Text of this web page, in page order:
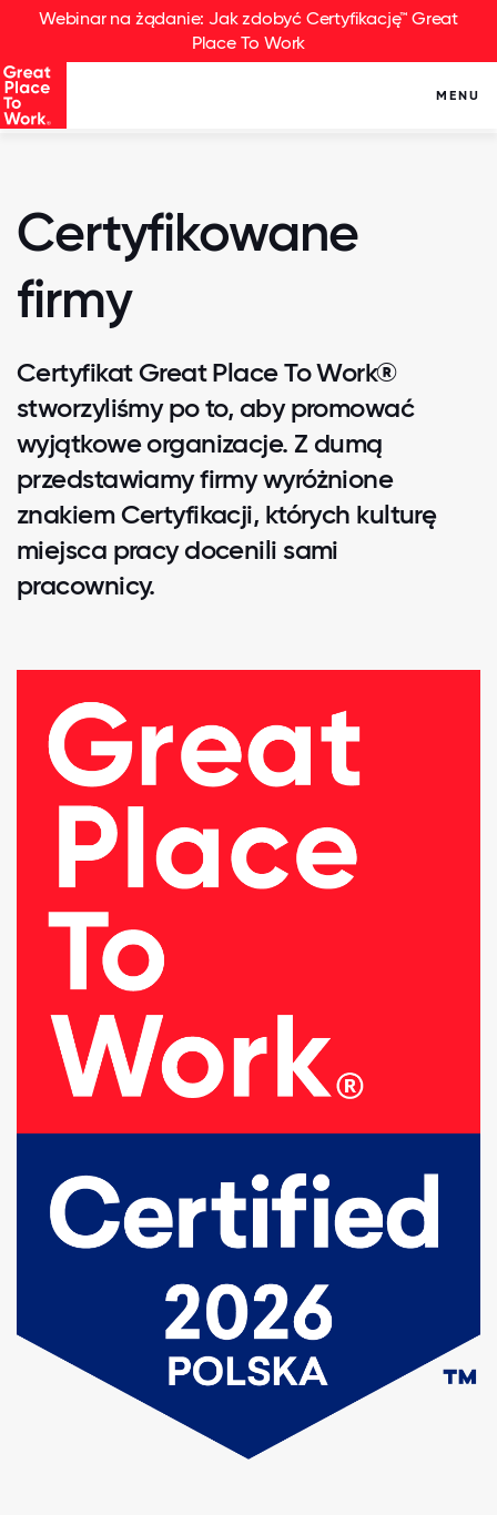
Webinar na żądanie: Jak zdobyć Certyfikację™ Great
Place To Work
MENU
Certyfikowane
firmy
Certyfikat Great Place To Work®
stworzyliśmy po to, aby promować
wyjątkowe organizacje. Z dumą
przedstawiamy firmy wyróżnione
znakiem Certyfikacji, których kulturę
miejsca pracy docenili sami
pracownicy.